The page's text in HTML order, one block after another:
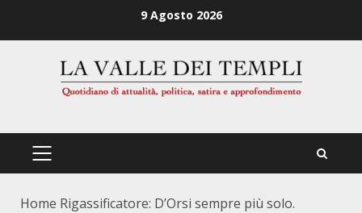
9 Agosto 2026
PRIMÄRES
Home Rigassificatore: D’Orsi sempre più solo.